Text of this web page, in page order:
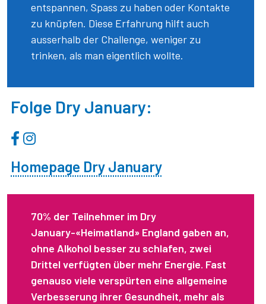
entspannen, Spass zu haben oder Kontakte
zu knüpfen. Diese Erfahrung hilft auch
ausserhalb der Challenge, weniger zu
trinken, als man eigentlich wollte.
Folge Dry January:
Homepage Dry January
70% der Teilnehmer im Dry
January-«Heimatland» England gaben an,
ohne Alkohol besser zu schlafen, zwei
Drittel verfügten über mehr Energie. Fast
genauso viele verspürten eine allgemeine
Verbesserung ihrer Gesundheit, mehr als